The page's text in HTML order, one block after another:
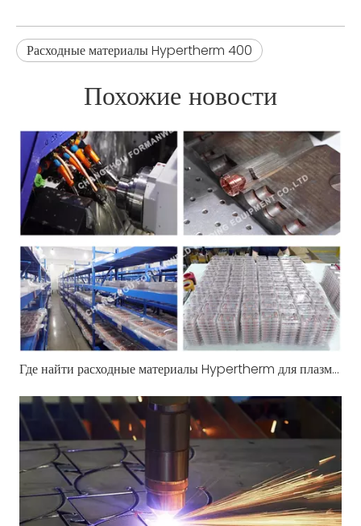
Расходные материалы Hypertherm 400
Похожие новости
Где найти расходные материалы Hypertherm для плазменной резки по лучшей цене в Индии прямо сейчас